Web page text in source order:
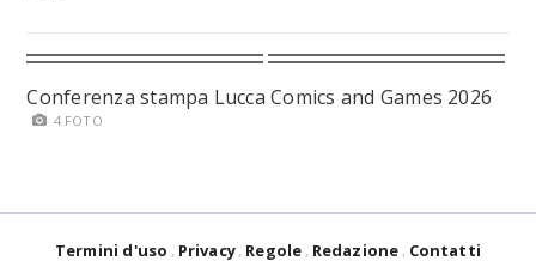
Conferenza stampa Lucca Comics and Games 2026
4 FOTO
Termini d'uso Privacy Regole Redazione Contatti